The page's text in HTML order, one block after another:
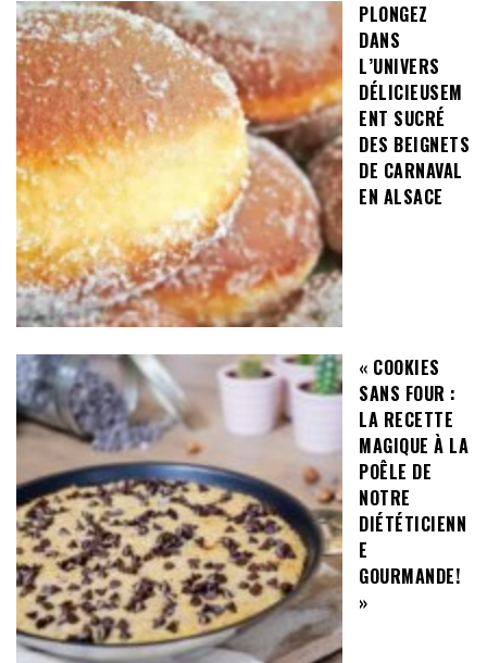
PLONGEZ
DANS
L’UNIVERS
DÉLICIEUSEM
ENT SUCRÉ
DES BEIGNETS
DE CARNAVAL
EN ALSACE
« COOKIES
SANS FOUR :
LA RECETTE
MAGIQUE À LA
POÊLE DE
NOTRE
DIÉTÉTICIENN
E
GOURMANDE!
»